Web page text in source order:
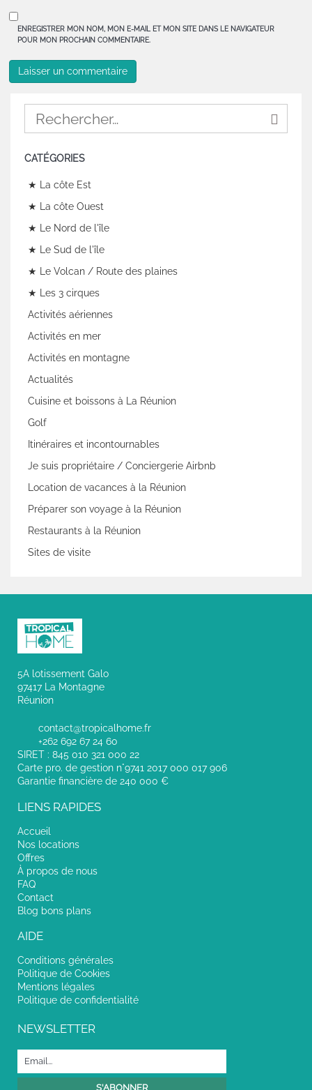
ENREGISTRER MON NOM, MON E-MAIL ET MON SITE DANS LE NAVIGATEUR
POUR MON PROCHAIN COMMENTAIRE.
CATÉGORIES
★ La côte Est
★ La côte Ouest
★ Le Nord de l'île
★ Le Sud de l'île
★ Le Volcan / Route des plaines
★ Les 3 cirques
Activités aériennes
Activités en mer
Activités en montagne
Actualités
Cuisine et boissons à La Réunion
Golf
Itinéraires et incontournables
Je suis propriétaire / Conciergerie Airbnb
Location de vacances à la Réunion
Préparer son voyage à la Réunion
Restaurants à la Réunion
Sites de visite
5A lotissement Galo
97417 La Montagne
Réunion
contact@tropicalhome.fr
+262 692 67 24 60
SIRET : 845 010 321 000 22
Carte pro. de gestion n°9741 2017 000 017 906
Garantie financière de 240 000 €
LIENS RAPIDES
Accueil
Nos locations
Offres
À propos de nous
FAQ
Contact
Blog bons plans
AIDE
Conditions générales
Politique de Cookies
Mentions légales
Politique de confidentialité
NEWSLETTER